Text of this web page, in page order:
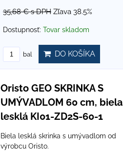
35,68 €s DPH Zľava 38.5%
Dostupnosť:Tovar skladom
bal DO KOŠÍKA
Oristo GEO SKRINKA S
UMÝVADLOM 60 cm, biela
lesklá KI01-ZD2S-60-1
Biela lesklá skrinka s umývadlom od
výrobcu Oristo.